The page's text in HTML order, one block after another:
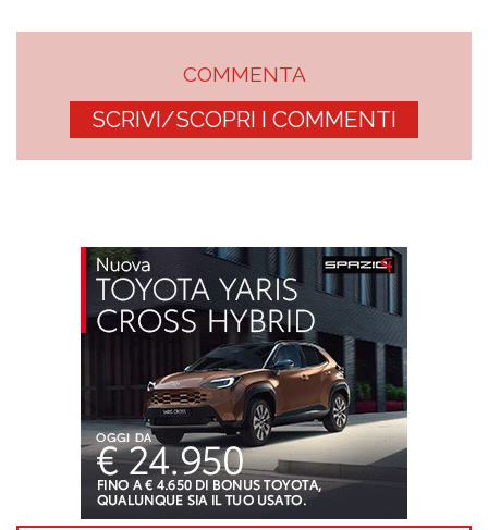
COMMENTA
SCRIVI/SCOPRI I COMMENTI